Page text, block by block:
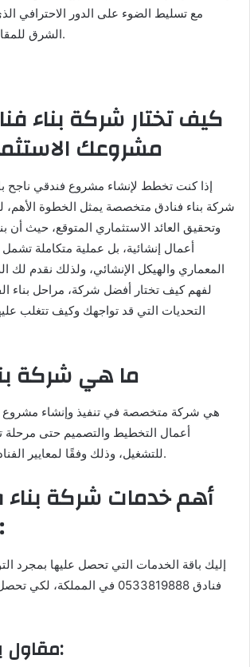
مع تسليط الضوء على الدور الاحترافي
الشرق للمقاولات في كل مرحلة.
كيف تختار شركة بناء
مشروعك
إذا كنت تخطط لإنشاء مشروع فندقي ناجح
شركة بناء فنادق متخصصة يمثل الخطوة الأهم،
وتحقيق العائد الاستثماري المتوقع، حيث
أعمال إنشائية، بل عملية متكاملة
المعماري والهيكل الإنشائي، ولذلك نقدم لك
لفهم كيف تختار أفضل شركة، مراحل بناء
التحديات التي قد تواجهك وكيف تتغلب
ما هي شركة
هي شركة متخصصة في تنفيذ وإنشاء مشروع
أعمال التخطيط والتصميم حتى مرحلة
للتشغيل، وذلك وفقًا لمعايير الفنادق المحلية والدولية.
أهم خدمات شركة
السعودية:
إليك باقة الخدمات التي تحصل عليها بمجرد
فنادق 0533819888 في
مقاول بناء عظم: